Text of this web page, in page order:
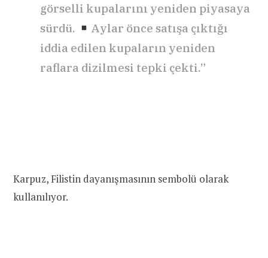
görselli kupalarını yeniden piyasaya
sürdü.
Aylar önce satışa çıktığı
iddia edilen kupaların yeniden
raflara dizilmesi tepki çekti.”
Karpuz, Filistin dayanışmasının sembolü olarak
kullanılıyor.